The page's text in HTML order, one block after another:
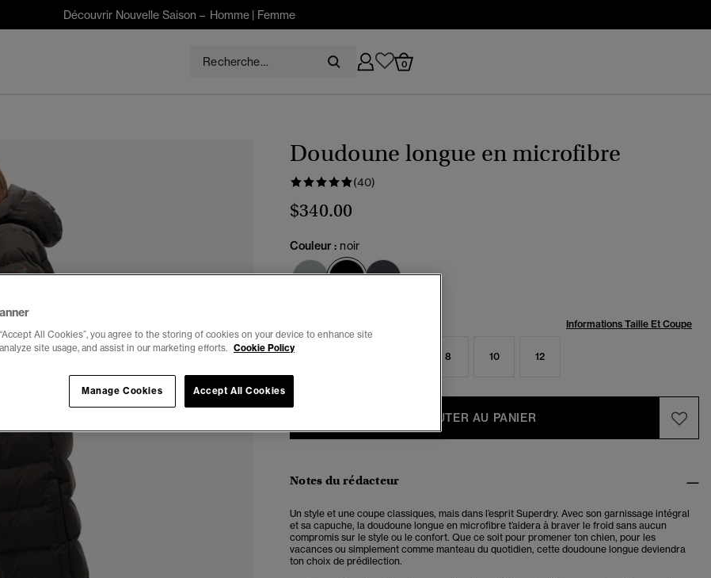
Découvrir Nouvelle Saison – Homme| Femme
0
Doudoune longue en microfibre
(40)
$340.00
Couleur : noir
sélectionné
Informations Taille Et Coupe
8 10 12
AJOUTER AU PANIER
Notes du rédacteur
Un style et une coupe classiques, mais dans l’esprit Superdry. Avec son garnissage intégral
et sa capuche, la doudoune longue en microfibre t’aidera à braver le froid sans aucun
compromis sur le style ou le confort. Que ce soit pour promener ton chien, pour les
vacances ou simplement comme manteau du quotidien, cette doudoune longue deviendra
ton choix de prédilection.
All Cookies”, you agree to the storing of cookies on your device to enhance site
site usage, and assist in our marketing efforts. Cookie Policy
Accept All Cookies
Manage Cookies